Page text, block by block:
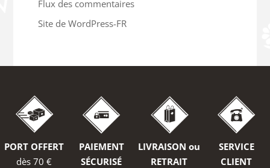
Flux des commentaires
Site de WordPress-FR
PORT OFFERT
dès 70 €
PAIEMENT
SÉCURISÉ
LIVRAISON ou
RETRAIT
SERVICE
CLIENT